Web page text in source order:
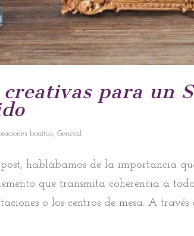
creativas para un
bonitas,General
hablábamos de la importancia
que transmita coherencia a
o los centros de mesa. A través